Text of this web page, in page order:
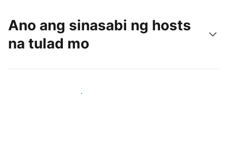
Ano ang sinasabi ng hosts
na tulad mo
Sumama sa mga host na tulad mo